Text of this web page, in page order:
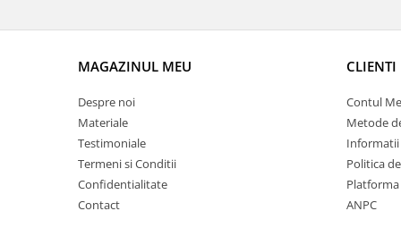
MAGAZINUL MEU
Despre noi
Materiale
Testimoniale
Termeni si Conditii
Confidentialitate
Contact
CLIENTI
Contul
Metode
Politica
Platforma
ANPC